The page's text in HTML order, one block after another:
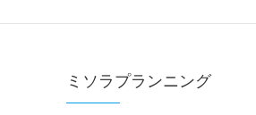
ミソラプランニング